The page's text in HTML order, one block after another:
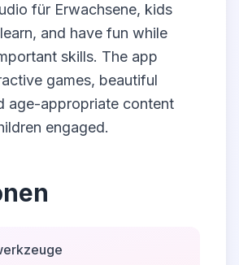
für Erwachsene, kids
and have fun while
skills. The app
games, beautiful
age-appropriate content
engaged.